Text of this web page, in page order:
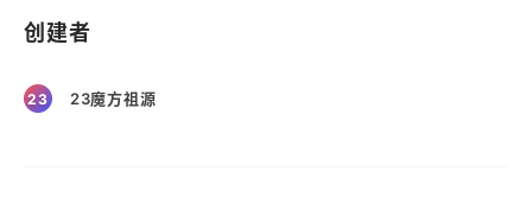
创建者
23 23魔方祖源